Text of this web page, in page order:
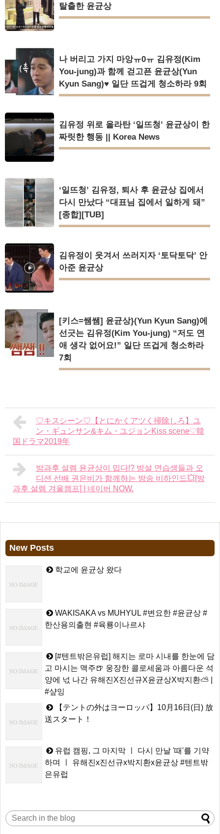
탈출한 윤균상
나 버리고 가지 마앙ㅠ0ㅠ 김유정(Kim
You-jung)과 함께 걷고픈 윤균상(Yun
Kyun Sang)♥ 일단 뜨겁게 청소하라 9회
김유정 위로 올라탄 ‘일뜨청’ 윤균상이 한
짜릿한 행동 || Korea News
‘일뜨청’ 김유정, 퇴사 후 윤균상 집에서
다시 만났다 “대표님 집에서 일하게 돼”
[종합][TUB]
김유정이 웃겨서 쓰러지자 ‘토닥토닥’ 안
아준 윤균상
[키스=쌤쌤] 윤균상}(Yun Kyun Sang)에
선긋는 김유정(Kim You-jung) “저도 연
애 생각 없어요!” 일단 뜨겁게 청소하라
7회
♡キスシーン♡【とにかくアツく掃除しろ】ユ
ン・ギュンサン&キム・ユジョンKiss scene♡韓
国ドラマ2019年
방과후 설렘 윤균상이 밉다!? 방설 연습생들과 오
디션 선배 권은비가 함께하는 방송 비하인드💥[방
과후 설렘 겨울캠프] | 네이버 NOW.
New Posts
학교에 윤균상 왔다
WAKISAKA vs MUHYUL #변요한 #윤균상 #
한산용의출현 #육룡이나르샤
[#텐트밖은유럽] 해지는 로마 시내를 한눈에 담
고 마시는 맥주🍺 웅장한 콜로세움과 아름다운 석
양에 넋 나간 유해진X진선규X윤균상X박지환⛅ |
#샾잉
【テントの外はヨーロッパ】10月16日(日) 放
送スタート！
유럽 캠핑, 그 마지막 ㅣ 다시 만날 '때'를 기약
하며 ㅣ 유해진x진선규x박지환x윤균상 #텐트밖
은유럽